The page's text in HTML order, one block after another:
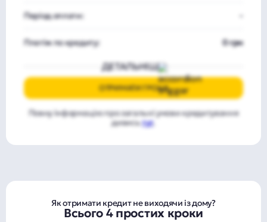
Період оплати:
Платіж по кредиту: 0 грн
ДЕТАЛЬНІШЕ
ОТРИМАТИ ГРОШІ
Повну інформацію про загальні умови кредитування
дивисьтут.
Як отримати кредит не виходячи із дому?
Всього 4 простих кроки